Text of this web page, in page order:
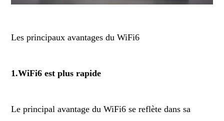
Les principaux avantages du WiFi6
1.WiFi6 est plus rapide
Le principal avantage du WiFi6 se reflète dans sa